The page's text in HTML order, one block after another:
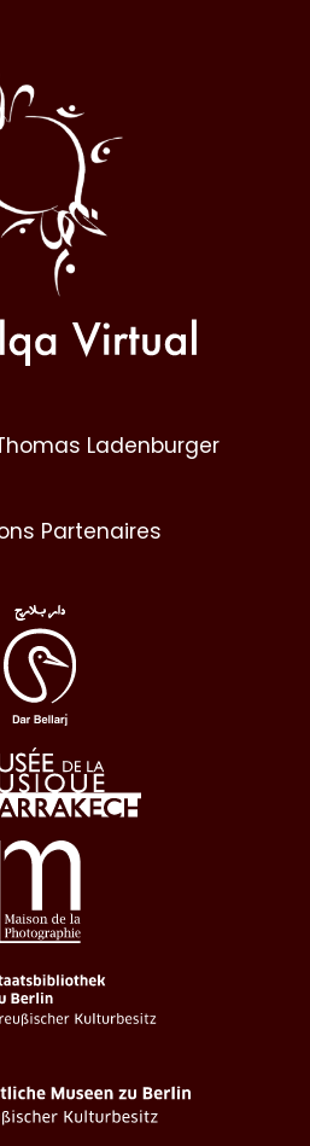
Ladenburger
Partenaires